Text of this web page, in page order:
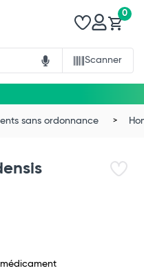
Scanner
0
sans ordonnance